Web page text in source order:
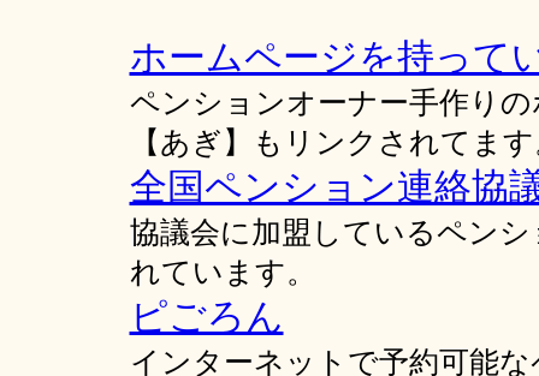
ホームページを持って
ペンションオーナー手作り
【あぎ】もリンクされてま
全国ペンション連絡協
協議会に加盟しているペン
れています。
ピごろん
インターネットで予約可能